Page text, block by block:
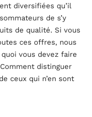
diversifiées qu’il
de s’y
de qualité. Si vous
ces offres, nous
vous devez faire
distinguer
ceux qui n’en sont